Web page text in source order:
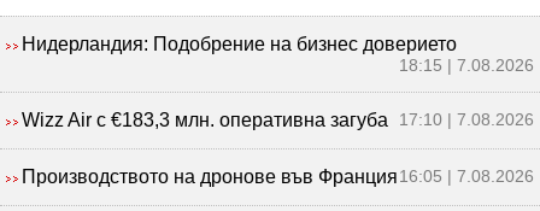
Нидерландия: Подобрение на бизнес доверието
18:15 | 7.08.2026
Wizz Air с €183,3 млн. оперативна загуба 17:10 | 7.08.2026
Производството на дронове във Франция16:05 | 7.08.2026